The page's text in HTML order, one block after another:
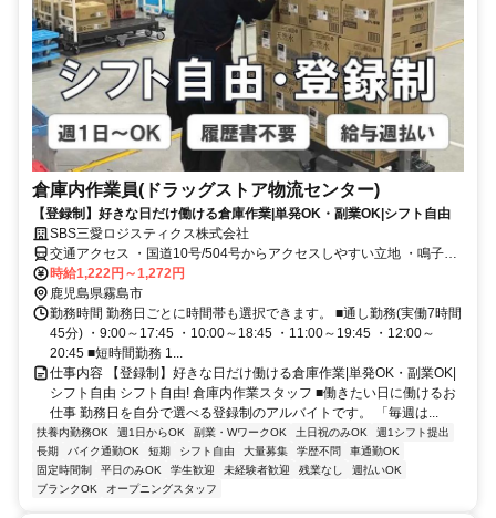
倉庫内作業員(ドラッグストア物流センター)
【登録制】好きな日だけ働ける倉庫作業|単発OK・副業OK|シフト自由
SBS三愛ロジスティクス株式会社
交通アクセス ・国道10号/504号からアクセスしやすい立地 ・鳴子前
食堂さんを入ってすぐ ・国分ICから西へ車で約3分 ■通勤手段 ・車通
勤/バイク通勤/自転車通勤OK
時給1,222円～1,272円
鹿児島県霧島市
勤務時間 勤務日ごとに時間帯も選択できます。 ■通し勤務(実働7時間
45分) ・9:00～17:45 ・10:00～18:45 ・11:00～19:45 ・12:00～
20:45 ■短時間勤務 1...
仕事内容 【登録制】好きな日だけ働ける倉庫作業|単発OK・副業OK|
シフト自由 シフト自由! 倉庫内作業スタッフ ■働きたい日に働けるお
仕事 勤務日を自分で選べる登録制のアルバイトです。 「毎週は...
扶養内勤務OK 週1日からOK 副業・WワークOK 土日祝のみOK
週1シフト提出
長期
バイク通勤OK 短期 シフト自由 大量募集 学歴不問
車通勤OK
固定時間制
平日のみOK 学生歓迎 未経験者歓迎 残業なし
週払いOK
ブランクOK
オープニングスタッフ